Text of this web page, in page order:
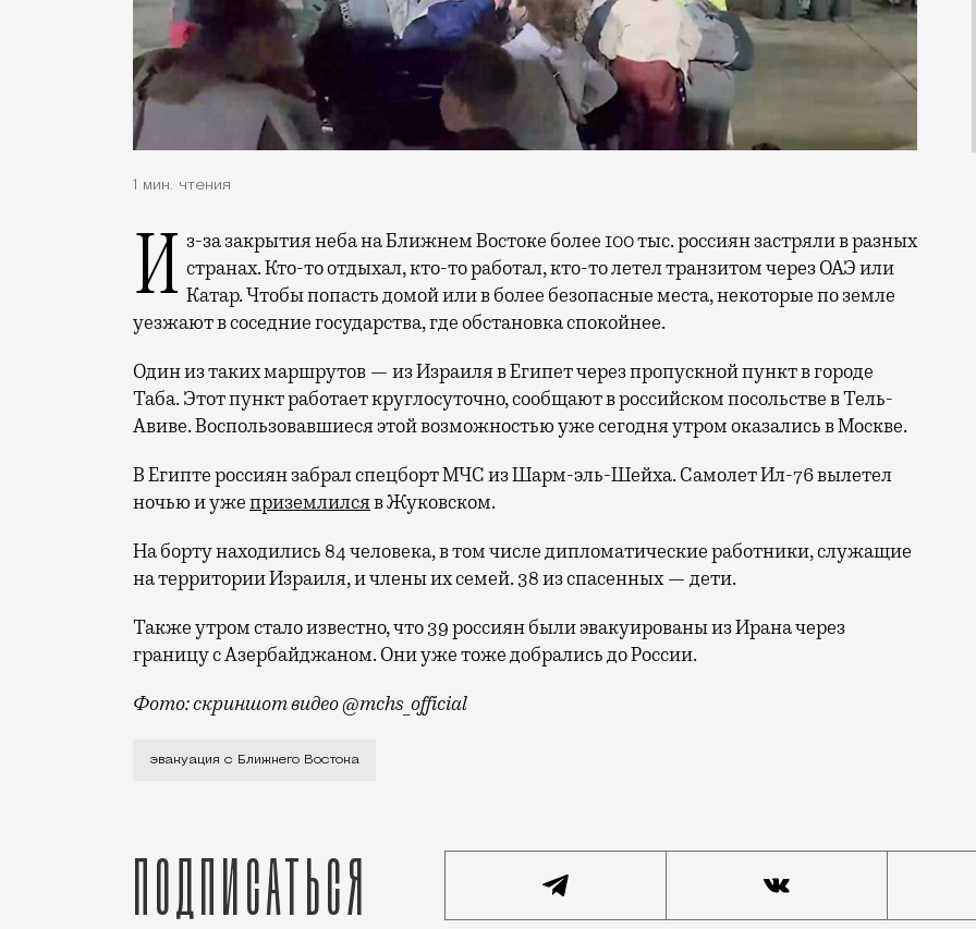
1 мин. чтения
Из-за закрытия неба на Ближнем Востоке более 100 тыс. россиян застряли в разных странах. Кто-то отдыхал, кто-то работал, кто-то летел транзитом через ОАЭ или
Катар. Чтобы попасть домой или в более безопасные места, некоторые по земле
уезжают в соседние государства, где обстановка спокойнее.
Один из таких маршрутов — из Израиля в Египет через пропускной пункт в городе
Таба. Этот пункт работает круглосуточно, сообщают в российском посольстве в Тель-
Авиве. Воспользовавшиеся этой возможностью уже сегодня утром оказались в Москве.
В Египте россиян забрал спецборт МЧС из Шарм-эль-Шейха. Самолет Ил-76 вылетел
ночью и ужеприземлилсяв Жуковском.
На борту находились 84 человека, в том числе дипломатические работники, служащие
на территории Израиля, и члены их семей. 38 из спасенных — дети.
Также утром стало известно, что 39 россиян были эвакуированы из Ирана через
границу с Азербайджаном. Они уже тоже добрались до России.
Фото: скриншот видео @mchs_official
Из-за закрытия неба на Ближнем Востоке более 100 тыс. россиян застряли в разных
эвакуация с Ближнего Востока
Подписаться